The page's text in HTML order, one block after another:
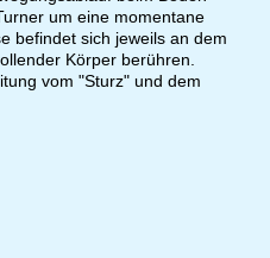
um eine momentane
befindet sich jeweils an dem
Körper berühren.
vom "Sturz" und dem